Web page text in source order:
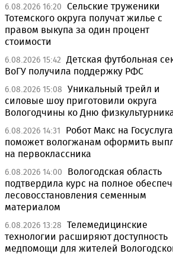
6.08.2026 16:20 Сельские труженики
Тотемского округа получат жилье с
правом выкупа за один процент
стоимости
6.08.2026 15:42 Детская футбольная
ВоГУ получила поддержку РФС
6.08.2026 15:08 Уникальный трейл и
силовые шоу приготовили округа
Вологодчины ко Дню
6.08.2026 14:31
Робот Макс на
поможет вологжанам оформить
на первоклассника
6.08.2026 14:00
Вологодская область
подтвердила курс на полное
лесовосстановления семенным
материалом
6.08.2026 13:28 Телемедицинские
технологии расширяют доступность
медпомощи для жителей